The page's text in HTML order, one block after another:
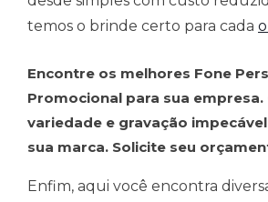
temos o brinde certo para cada
Encontre os melhores Fone
Promocional para sua empresa.
variedade e gravação
sua marca. Solicite seu
Enfim, aqui você encontra